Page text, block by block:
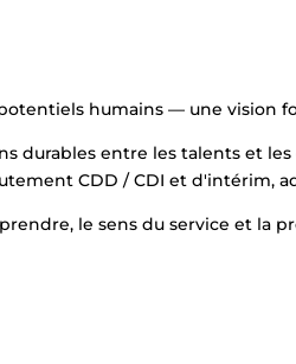
humains — une vision
durables entre les talents et
CDD / CDI et d'intérim,
le sens du service et la